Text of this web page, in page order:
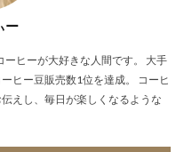
ー
ーヒーが大好きな人間です。 大手
ヒー豆販売数1位を達成。 コーヒ
えし、毎日が楽しくなるような